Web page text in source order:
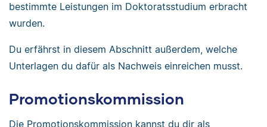
bestimmte Leistungen im Doktoratsstudium erbracht
wurden.
Du erfährst in diesem Abschnitt außerdem, welche
Unterlagen du dafür als Nachweis einreichen musst.
Promotionskommission
Die Promotionskommission kannst du dir als